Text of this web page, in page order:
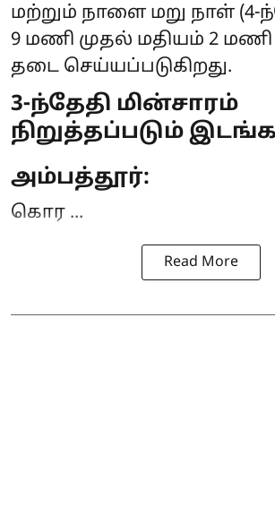
மற்றும் நாளை மறு நாள் (4-
9 மணி முதல் மதியம் 2
தடை செய்யப்படுகிறது.
3-ந்தேதி மின்சாரம்
நிறுத்தப்படும்
அம்பத்தூர்:
கொர ...
Read More